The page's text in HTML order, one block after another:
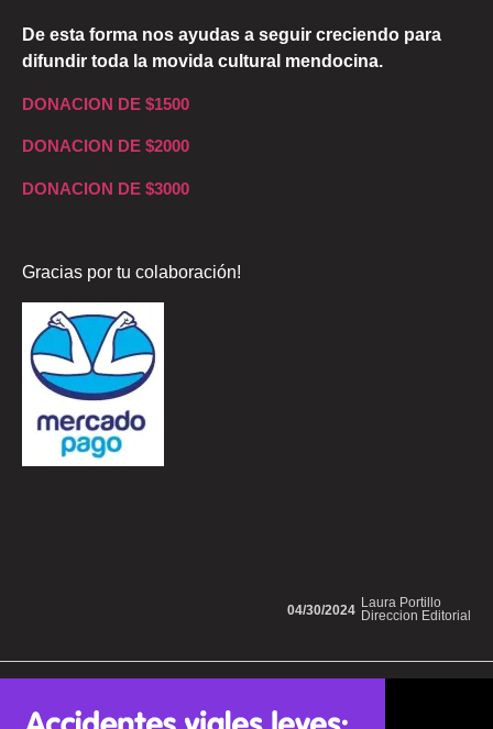
De esta forma nos ayudas a seguir creciendo para
difundir toda la movida cultural mendocina.
DONACION DE $1500
DONACION DE $2000
DONACION DE $3000
Gracias por tu colaboración!
Laura Portillo
Direccion Editorial
04/30/2024